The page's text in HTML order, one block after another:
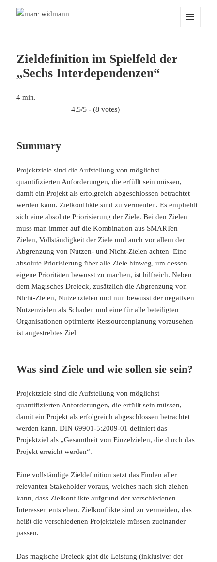
Zieldefinition im Spielfeld der
„Sechs Interdependenzen“
4 min.
4.5/5 - (8 votes)
Summary
Projektziele sind die Aufstellung von möglichst
quantifizierten Anforderungen, die erfüllt sein müssen,
damit ein Projekt als erfolgreich abgeschlossen betrachtet
werden kann. Zielkonflikte sind zu vermeiden. Es empfiehlt
sich eine absolute Priorisierung der Ziele. Bei den Zielen
muss man immer auf die Kombination aus SMARTen
Zielen, Vollständigkeit der Ziele und auch vor allem der
Abgrenzung von Nutzen- und Nicht-Zielen achten. Eine
absolute Priorisierung über alle Ziele hinweg, um dessen
eigene Prioritäten bewusst zu machen, ist hilfreich. Neben
dem Magisches Dreieck, zusätzlich die Abgrenzung von
Nicht-Zielen, Nutzenzielen und nun bewusst der negativen
Nutzenzielen als Schaden und eine für alle beteiligten
Organisationen optimierte Ressourcenplanung vorzusehen
ist angestrebtes Ziel.
Was sind Ziele und wie sollen sie sein?
Projektziele sind die Aufstellung von möglichst
quantifizierten Anforderungen, die erfüllt sein müssen,
damit ein Projekt als erfolgreich abgeschlossen betrachtet
werden kann. DIN 69901-5:2009-01 definiert das
Projektziel als „Gesamtheit von Einzelzielen, die durch das
Projekt erreicht werden“.
Eine vollständige Zieldefinition setzt das Finden aller
relevanten Stakeholder voraus, welches nach sich ziehen
kann, dass Zielkonflikte aufgrund der verschiedenen
Interessen entstehen. Zielkonflikte sind zu vermeiden, das
heißt die verschiedenen Projektziele müssen zueinander
passen.
Das magische Dreieck gibt die Leistung (inklusiver der